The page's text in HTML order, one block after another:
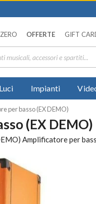
OFFERTE GIFT
Luci Impianti
per basso (EX DEMO)
(EX DEMO)
Amplificatore per